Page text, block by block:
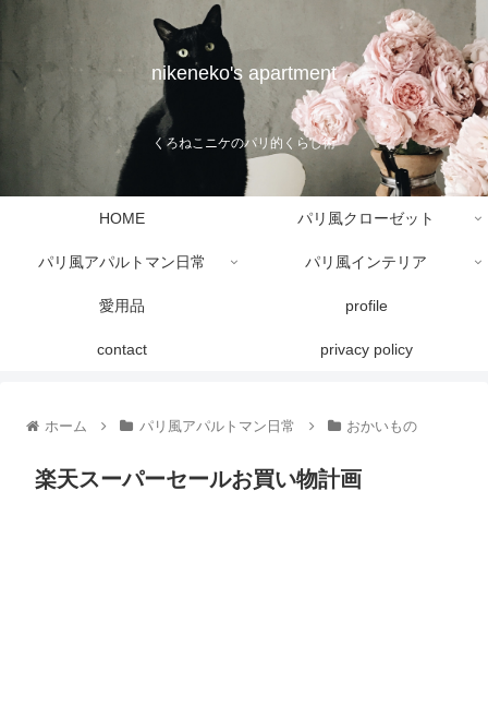
nikeneko's apartment
くろねこニケのパリ的くらし術
HOME パリ風クローゼット
パリ風アパルトマン日常 パリ風インテリア
愛用品 profile
contact privacy policy
ホーム パリ風アパルトマン日常 おかいもの
楽天スーパーセールお買い物計画